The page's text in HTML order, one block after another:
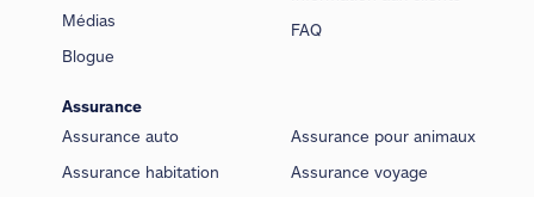
Médias
Blogue
FAQ
Assurance
Assurance auto
Assurance habitation
Assurance pour animaux
Assurance voyage